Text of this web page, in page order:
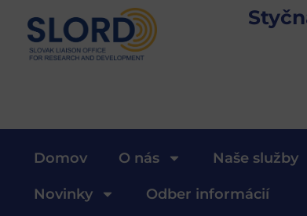
Domov O nás Naše služby
Novinky Odber informácií